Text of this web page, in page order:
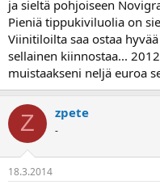
ja sieltä pohjoiseen
Pieniä tippukiviluolia on
Viinitiloilta saa ostaa
sellainen kiinnostaa...
muistaakseni neljä euroa
Z zpete
-
18.3.2014